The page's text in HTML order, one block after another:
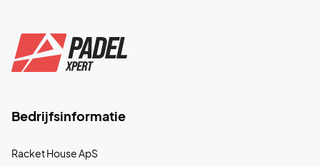
Bedrijfsinformatie
Racket House ApS